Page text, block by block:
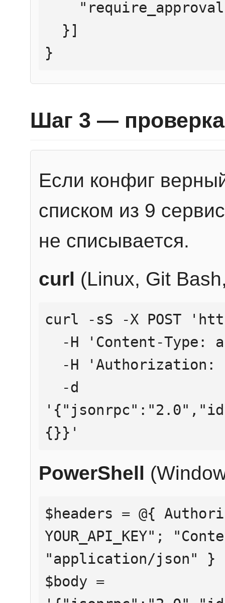
}
Шаг 3 — проверка
Если конфиг
списком из 9
не списывается.
curl (Linux, Git
curl -sS -X POST
{}}'
PowerShell
$headers = @{
YOUR_API_KEY";
"application/json" }
$body =